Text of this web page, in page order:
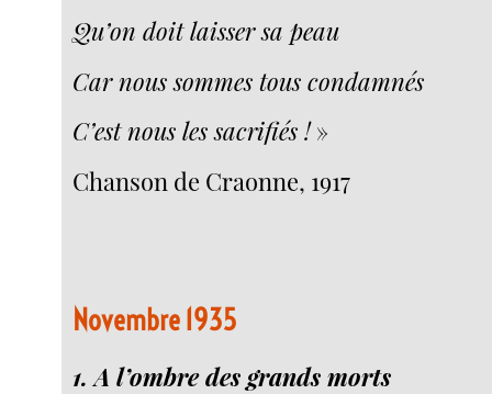
Qu’on doit laisser sa peau
Car nous sommes tous condamnés
C’est nous les sacrifiés !»
Chanson de Craonne, 1917
Novembre 1935
1. A l’ombre des grands morts